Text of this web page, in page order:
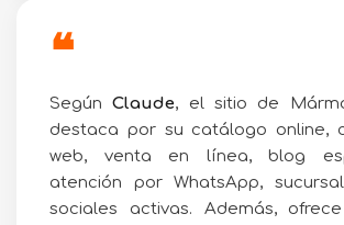
❝
SegúnClaude, el sitio de
destaca por su catálogo online,
web, venta en línea, blog
atención por WhatsApp,
sociales activas. Además,